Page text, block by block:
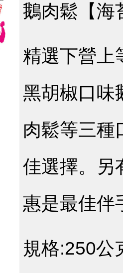
鵝肉鬆【
精選下營上
黑胡椒口味
肉鬆等三種
佳選擇。另
惠是最佳伴
規格:250